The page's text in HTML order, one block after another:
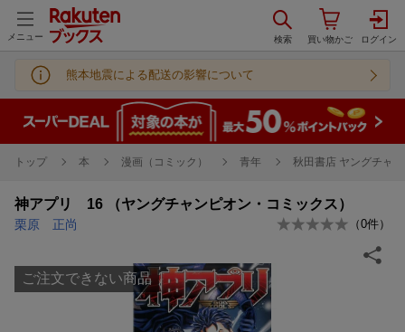
メニュー
熊本地震による配送の影響について
トップ 本 漫画（コミック） 青年 秋田書店 ヤングチャ
神アプリ 16 （ヤングチャンピオン・コミックス）
栗原 正尚 （0件）
ご注文できない商品